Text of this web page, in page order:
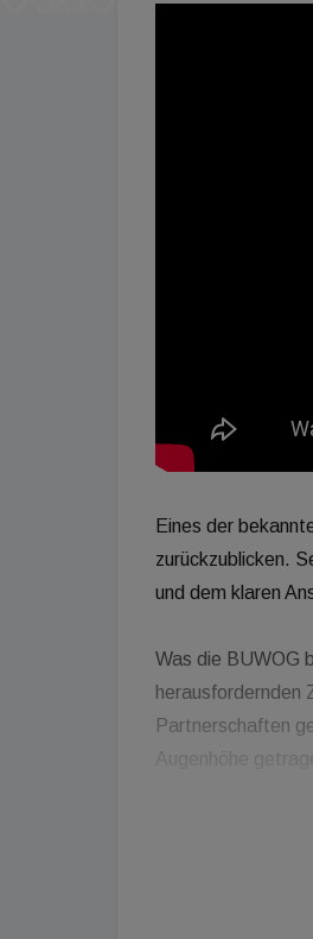
Eines der
zurückzublicken.
und dem klaren
Was die BUWOG
herausfordernden
Partnerschaften
Augenhöhe
Und ein Auftrag